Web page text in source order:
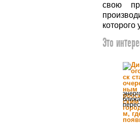
свою
Это